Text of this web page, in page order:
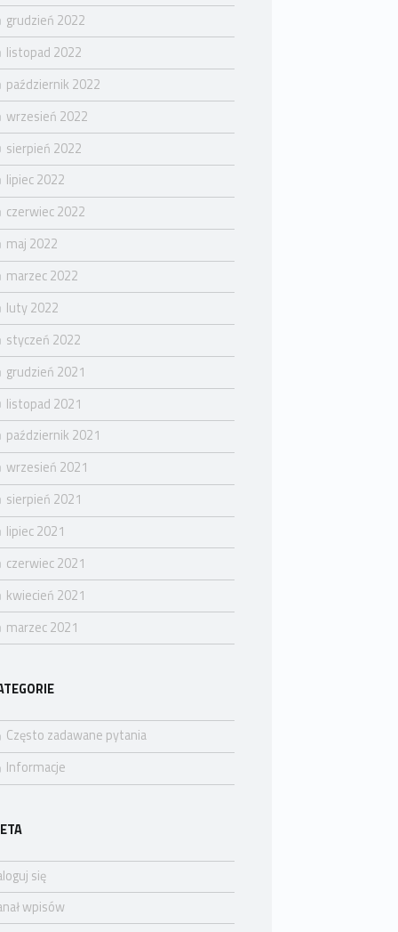
grudzień 2022
listopad 2022
październik 2022
wrzesień 2022
sierpień 2022
lipiec 2022
czerwiec 2022
maj 2022
marzec 2022
luty 2022
styczeń 2022
grudzień 2021
listopad 2021
październik 2021
wrzesień 2021
sierpień 2021
lipiec 2021
czerwiec 2021
kwiecień 2021
marzec 2021
Często zadawane pytania
Informacje
się
wpisów